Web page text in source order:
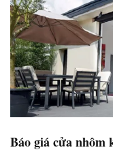
Báo giá cửa